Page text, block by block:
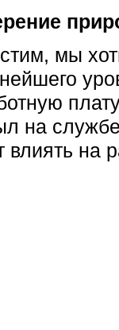
мы
на
влиять на